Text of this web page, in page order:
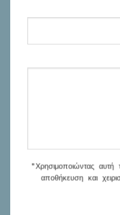
"Χρησιμοποιώντας αυτή
αποθήκευση και